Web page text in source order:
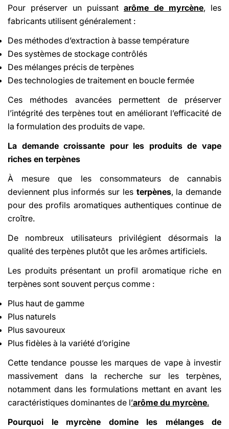
Pour préserver un puissant arôme de myrcène, les
fabricants utilisent généralement :
Des méthodes d’extraction à basse température
Des systèmes de stockage contrôlés
Des mélanges précis de terpènes
Des technologies de traitement en boucle fermée
Ces méthodes avancées permettent de préserver
l’intégrité des terpènes tout en améliorant l’efficacité de
la formulation des produits de vape.
La demande croissante pour les produits de vape
riches en terpènes
À mesure que les consommateurs de cannabis
deviennent plus informés sur les terpènes, la demande
pour des profils aromatiques authentiques continue de
croître.
De nombreux utilisateurs privilégient désormais la
qualité des terpènes plutôt que les arômes artificiels.
Les produits présentant un profil aromatique riche en
terpènes sont souvent perçus comme :
Plus haut de gamme
Plus naturels
Plus savoureux
Plus fidèles à la variété d’origine
Cette tendance pousse les marques de vape à investir
massivement dans la recherche sur les terpènes,
notamment dans les formulations mettant en avant les
caractéristiques dominantes de l’arôme du myrcène.
Pourquoi le myrcène domine les mélanges de